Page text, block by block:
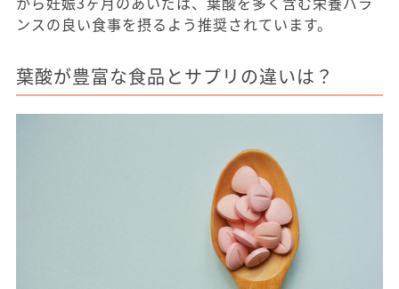
ンスの良い食事を摂るよう推奨されています。
葉酸が豊富な食品とサプリの違いは？